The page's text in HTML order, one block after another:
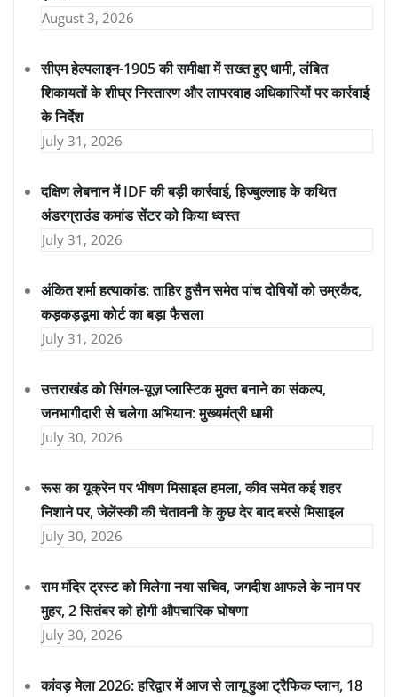
August 3, 2026
सीएम हेल्पलाइन-1905 की समीक्षा में सख्त हुए धामी, लंबित
शिकायतों के शीघ्र निस्तारण और लापरवाह अधिकारियों पर कार्रवाई
के निर्देश
July 31, 2026
दक्षिण लेबनान में IDF की बड़ी कार्रवाई, हिज्बुल्लाह के कथित
अंडरग्राउंड कमांड सेंटर को किया ध्वस्त
July 31, 2026
अंकित शर्मा हत्याकांड: ताहिर हुसैन समेत पांच दोषियों को उम्रकैद,
कड़कड़डूमा कोर्ट का बड़ा फैसला
July 31, 2026
उत्तराखंड को सिंगल-यूज़ प्लास्टिक मुक्त बनाने का संकल्प,
जनभागीदारी से चलेगा अभियान: मुख्यमंत्री धामी
July 30, 2026
रूस का यूक्रेन पर भीषण मिसाइल हमला, कीव समेत कई शहर
निशाने पर, जेलेंस्की की चेतावनी के कुछ देर बाद बरसे मिसाइल
July 30, 2026
राम मंदिर ट्रस्ट को मिलेगा नया सचिव, जगदीश आफले के नाम पर
मुहर, 2 सितंबर को होगी औपचारिक घोषणा
July 30, 2026
कांवड़ मेला 2026: हरिद्वार में आज से लागू हुआ ट्रैफिक प्लान, 18